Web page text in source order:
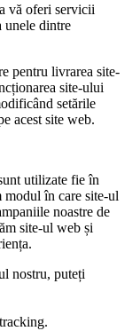
vă oferi servicii
unele dintre
pentru livrarea site-
site-ului
setările
acest site web.
utilizate fie în
modul în care site-ul
noastre de
site-ul web și
nostru, puteți